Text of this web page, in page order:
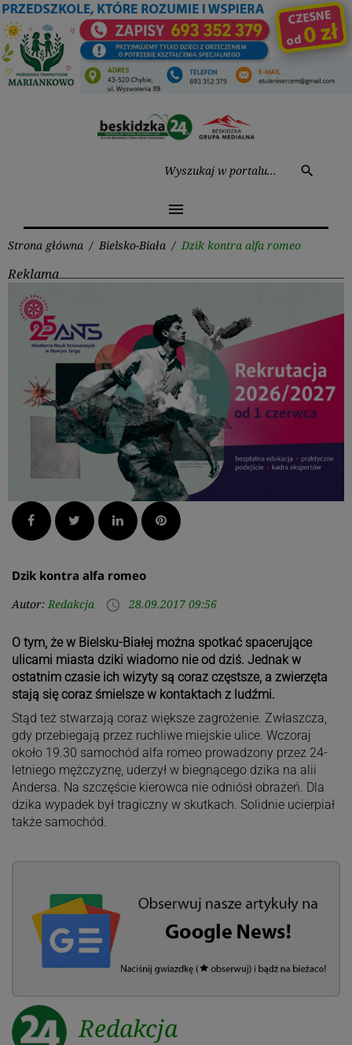
Przejdź
do
treści
search
menu
Strona główna / Bielsko-Biała / Dzik kontra alfa romeo
Reklama
Facebook Twitter LinkedInPinterest
Dzik kontra alfa romeo
Autor: Redakcja access_time 28.09.2017 09:56
O tym, że w Bielsku-Białej można spotkać spacerujące
ulicami miasta dziki wiadomo nie od dziś. Jednak w
ostatnim czasie ich wizyty są coraz częstsze, a zwierzęta
stają się coraz śmielsze w kontaktach z ludźmi.
Stąd też stwarzają coraz większe zagrożenie. Zwłaszcza,
gdy przebiegają przez ruchliwe miejskie ulice. Wczoraj
około 19.30 samochód alfa romeo prowadzony przez 24-
letniego mężczyznę, uderzył w biegnącego dzika na alii
Andersa. Na szczęście kierowca nie odniósł obrażeń. Dla
dzika wypadek był tragiczny w skutkach. Solidnie ucierpiał
także samochód.
Redakcja